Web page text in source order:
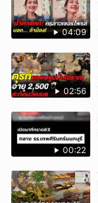
04:09
02:56
00:22